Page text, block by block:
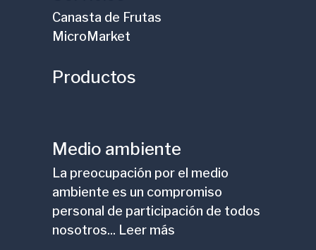
Canasta de Frutas
MicroMarket
Productos
Medio ambiente
La preocupación por el medio
ambiente es un compromiso
personal de participación de todos
nosotros... Leer más